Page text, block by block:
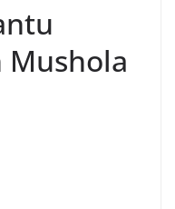
Mushola